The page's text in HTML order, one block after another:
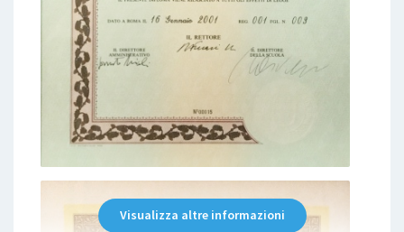
Visualizza altre informazioni